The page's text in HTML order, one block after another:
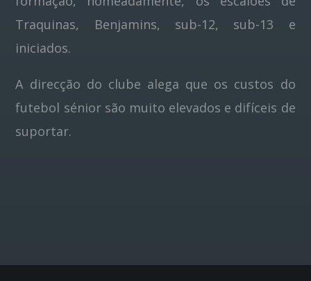
Traquinas, Benjamins, sub-12, sub-13 e
iniciados.
A direcção do clube alega que os custos do
futebol sénior são muito elevados e difíceis de
suportar.